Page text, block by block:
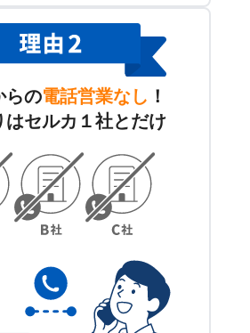
らの電話営業なし ！
はセルカ１社とだけ